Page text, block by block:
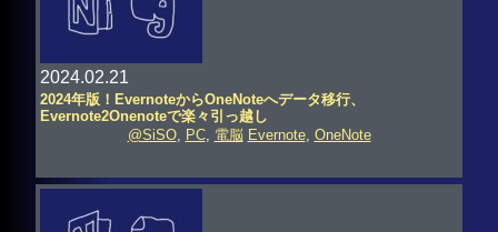
2024.02.21
2024年版！EvernoteからOneNoteへデータ移行、
Evernote2Onenoteで楽々引っ越し
@SiSO, PC, 電脳 Evernote, OneNote